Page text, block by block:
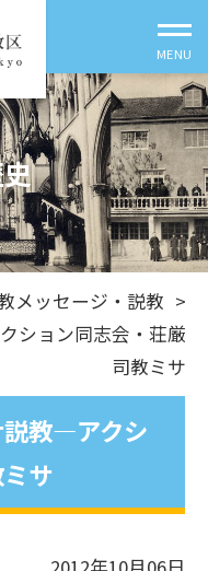
メッセージ・説教 >
ション同志会・荘厳
司教ミサ
説教―アクシ
サ